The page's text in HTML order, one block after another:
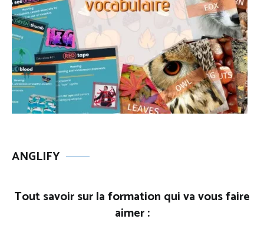
ANGLIFY
Tout savoir sur la formation qui va vous faire
aimer :